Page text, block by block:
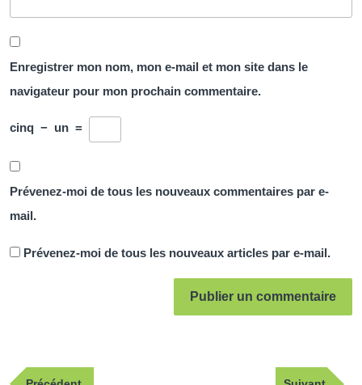
Enregistrer mon nom, mon e-mail et mon site dans le
navigateur pour mon prochain commentaire.
cinq − un =
Prévenez-moi de tous les nouveaux commentaires par e-
mail.
Prévenez-moi de tous les nouveaux articles par e-mail.
Navigation